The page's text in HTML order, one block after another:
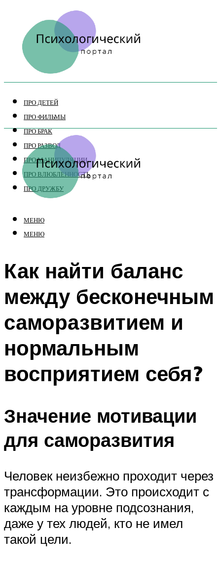
ПРО ДЕТЕЙ
ПРО ФИЛЬМЫ
ПРО БРАК
ПРО РАЗВОД
ПРО МАНИПУЛЯЦИИ
ПРО ВЛЮБЛЕННОСТЬ
ПРО ДРУЖБУ
МЕНЮ
МЕНЮ
Как найти баланс
между бесконечным
саморазвитием и
нормальным
восприятием себя?
Значение мотивации
для саморазвития
Человек неизбежно проходит через
трансформации. Это происходит с
каждым на уровне подсознания,
даже у тех людей, кто не имел
такой цели.